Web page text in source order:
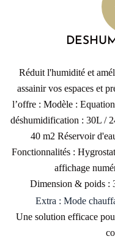
Réduit l'humidité et
assainir vos espaces et
l’offre : Modèle :
déshumidification : 30L /
40 m2 Réservoir
Fonctionnalités :
affichage
Dimension & poids :
Extra : Mode
Une solution efficace